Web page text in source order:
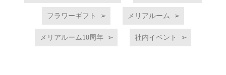
フラワーギフト メリアルーム
メリアルーム10周年 社内イベント